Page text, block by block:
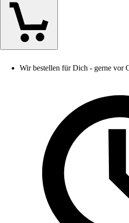
Wir bestellen für Dich - gerne vor